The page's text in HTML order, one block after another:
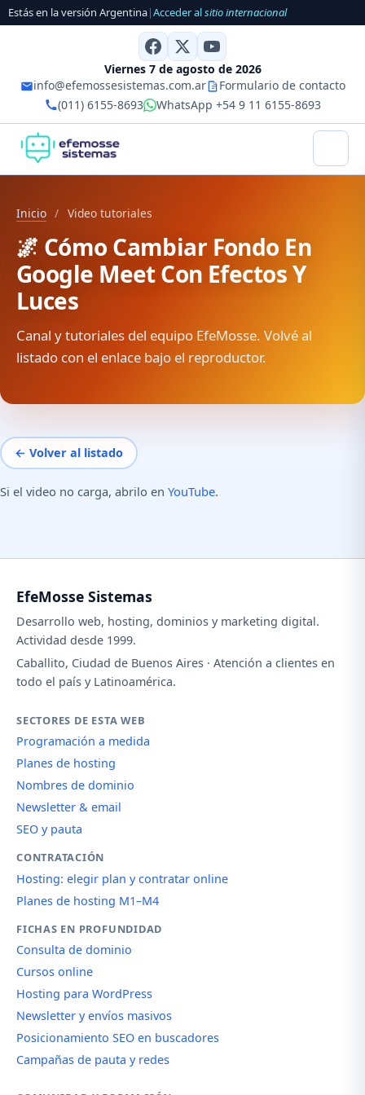
Estás en la versión Argentina|Acceder alsitio internacional
Viernes 7 de agosto de 2026
info@efemossesistemas.com.ar
Formulario de contacto
(011) 6155-8693
WhatsApp +54 9 11 6155-8693
Inicio / Video tutoriales
🌌 Cómo Cambiar Fondo En
Google Meet Con Efectos Y
Luces
Canal y tutoriales del equipo EfeMosse. Volvé al
listado con el enlace bajo el reproductor.
← Volver al listado
Si el video no carga, abrilo en YouTube.
EfeMosse Sistemas
Desarrollo web, hosting, dominios y marketing digital.
Actividad desde 1999.
Caballito, Ciudad de Buenos Aires · Atención a clientes en
todo el país y Latinoamérica.
SECTORES DE ESTA WEB
Programación a medida
Planes de hosting
Nombres de dominio
Newsletter & email
SEO y pauta
CONTRATACIÓN
Hosting: elegir plan y contratar online
Planes de hosting M1–M4
FICHAS EN PROFUNDIDAD
Consulta de dominio
Cursos online
Hosting para WordPress
Newsletter y envíos masivos
Posicionamiento SEO en buscadores
Campañas de pauta y redes